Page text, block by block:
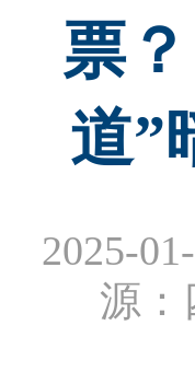
票
道”
2025-
源：